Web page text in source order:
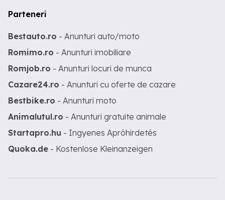
Parteneri
Bestauto.ro - Anunturi auto/moto
Romimo.ro - Anunturi imobiliare
Romjob.ro - Anunturi locuri de munca
Cazare24.ro - Anunturi cu oferte de cazare
Bestbike.ro - Anunturi moto
Animalutul.ro - Anunturi gratuite animale
Startapro.hu - Ingyenes Apróhirdetés
Quoka.de - Kostenlose Kleinanzeigen